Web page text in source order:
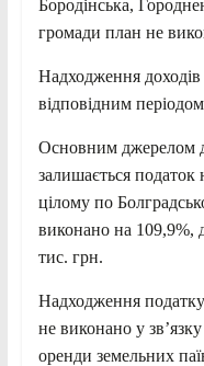
Бородінська,
громади план не
Надходження доходів
відповідним
Основним джерелом
залишається податок
цілому по
виконано на 109,9%,
тис. грн.
Надходження податку
не виконано у
оренди земельних